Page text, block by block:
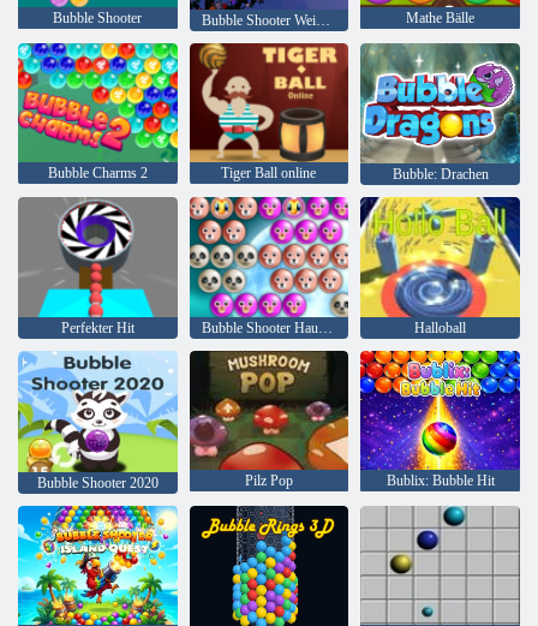
Bubble Shooter Bubble Shooter Weihnachten Mathe Bälle
Bubble Charms 2 Tiger Ball online Bubble: Drachen
Perfekter Hit Bubble Shooter Haustier Halloball
Bubble Shooter 2020 Pilz Pop Bublix: Bubble Hit